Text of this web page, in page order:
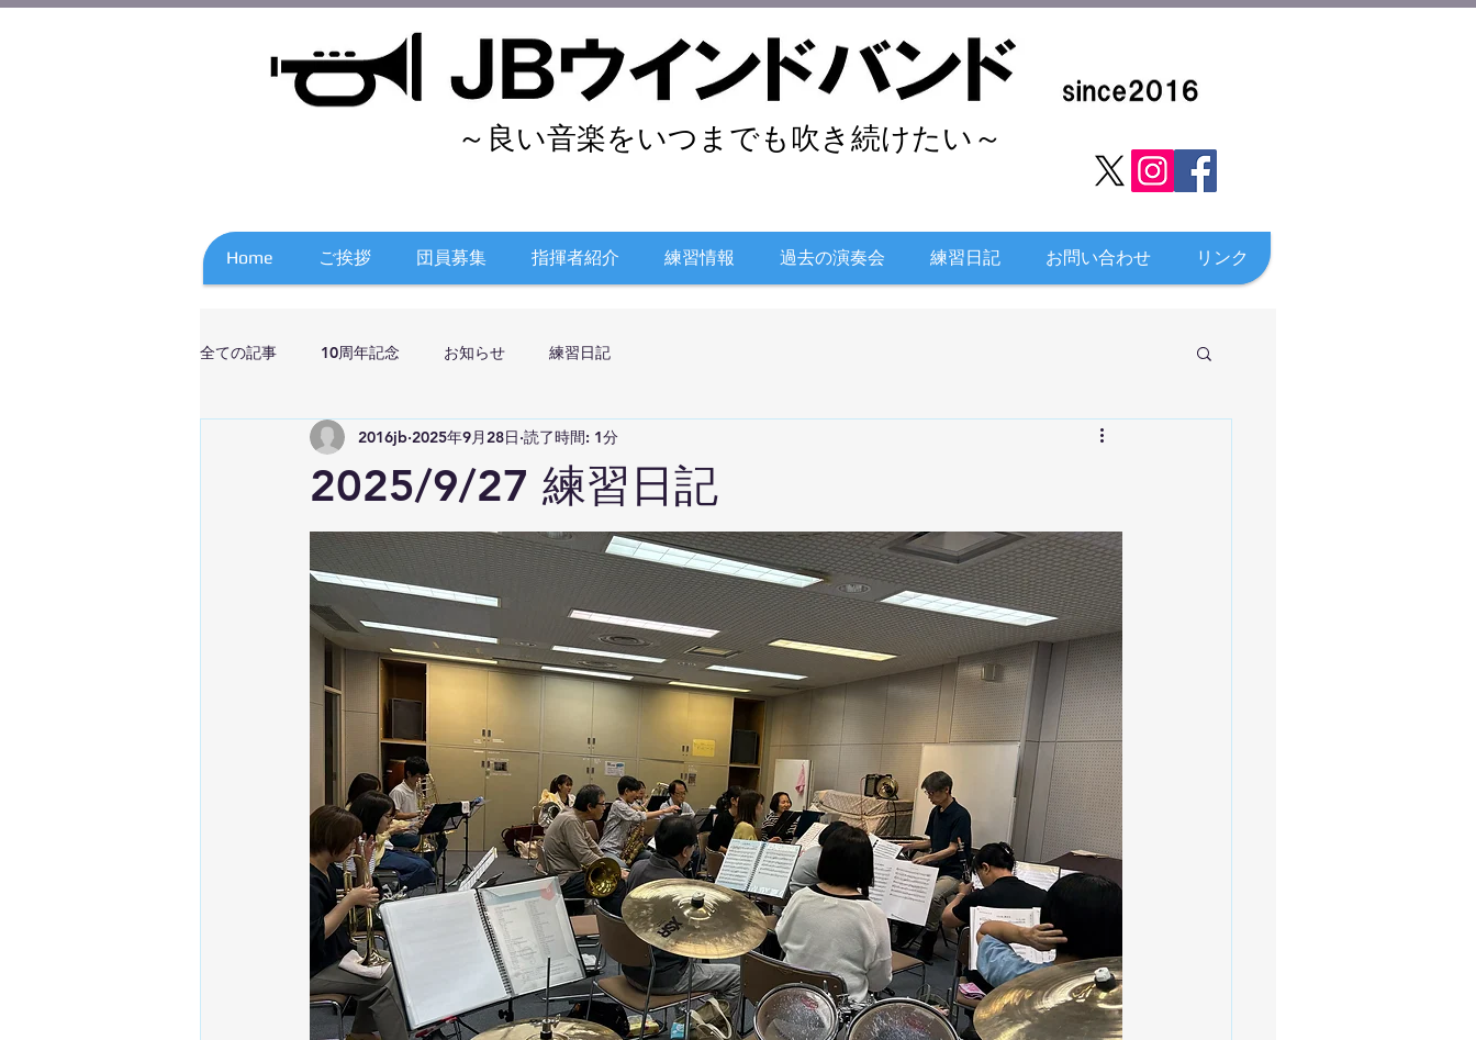
～良い音楽をいつまでも吹き続けたい～​
Home ご挨拶 団員募集 指揮者紹介 練習情報 過去の演奏会 練習日記 お問い合わせ リンク
全ての記事 10周年記念 お知らせ 練習日記
2025/9/27 練習日記
2016jb 2025年9月28日 読了時間: 1分